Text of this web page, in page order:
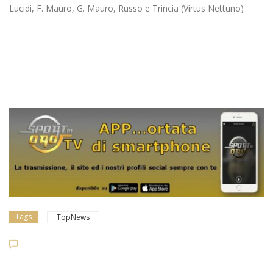
Lucidi, F. Mauro, G. Mauro, Russo e Trincia (Virtus Nettuno)
Tags TopNews